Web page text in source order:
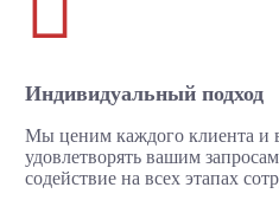
Индивидуальный подход
Мы ценим каждого клиента и
удовлетворять вашим
содействие на всех этапах